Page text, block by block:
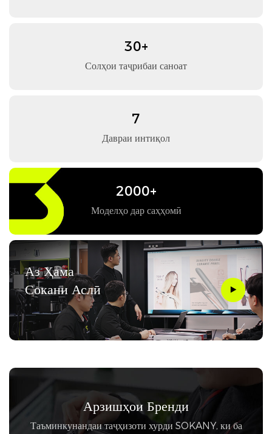
30+
Солҳои таҷрибаи саноат
7
Давраи интиқол
2000+
Моделҳо дар саҳҳомӣ
Аз Ҳама
Сокани Аслӣ
Арзишҳои Бренди
Таъминкунандаи таҷҳизоти хурди SOKANY, ки ба